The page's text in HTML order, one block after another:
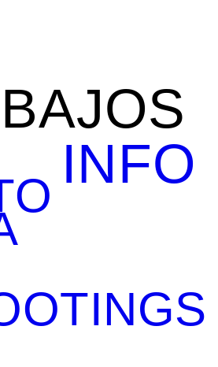
INFO